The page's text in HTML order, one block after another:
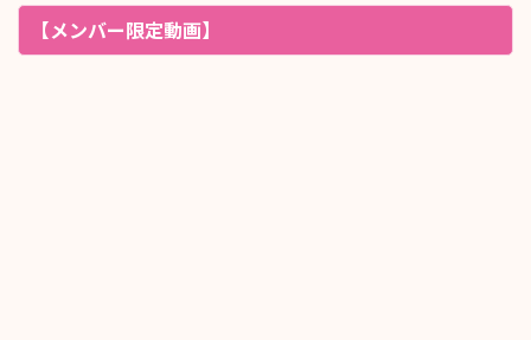
【メンバー限定動画】